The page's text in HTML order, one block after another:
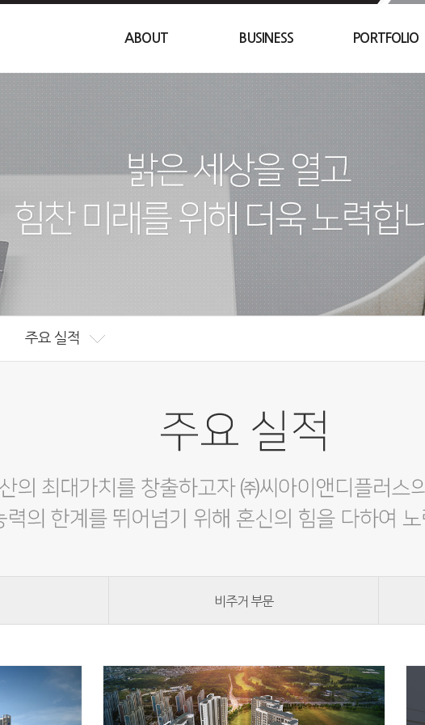
ABOUT BUSINESS PORTFOLIO
주요연혁
조직도
컨설팅
주요 실적
비주거 부문